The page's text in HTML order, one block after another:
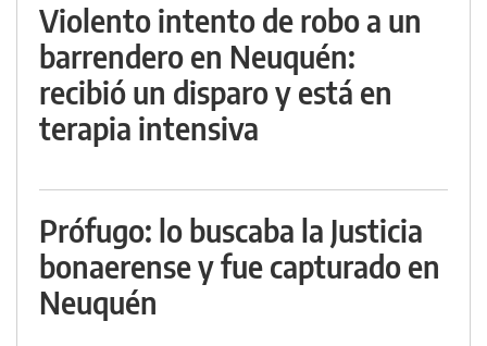
Violento intento de robo a un
barrendero en Neuquén:
recibió un disparo y está en
terapia intensiva
Prófugo: lo buscaba la Justicia
bonaerense y fue capturado en
Neuquén